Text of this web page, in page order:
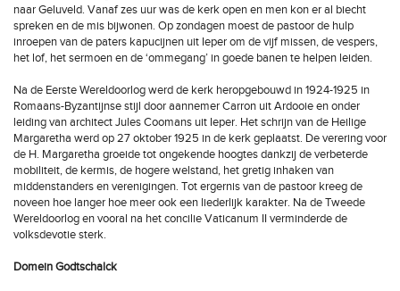
naar Geluveld. Vanaf zes uur was de kerk open en men kon er al biecht
spreken en de mis bijwonen. Op zondagen moest de pastoor de hulp
inroepen van de paters kapucijnen uit Ieper om de vijf missen, de vespers,
het lof, het sermoen en de ‘ommegang’ in goede banen te helpen leiden.
Na de Eerste Wereldoorlog werd de kerk heropgebouwd in 1924-1925 in
Romaans-Byzantijnse stijl door aannemer Carron uit Ardooie en onder
leiding van architect Jules Coomans uit Ieper. Het schrijn van de Heilige
Margaretha werd op 27 oktober 1925 in de kerk geplaatst. De verering voor
de H. Margaretha groeide tot ongekende hoogtes dankzij de verbeterde
mobiliteit, de kermis, de hogere welstand, het gretig inhaken van
middenstanders en verenigingen. Tot ergernis van de pastoor kreeg de
noveen hoe langer hoe meer ook een liederlijk karakter. Na de Tweede
Wereldoorlog en vooral na het concilie Vaticanum II verminderde de
volksdevotie sterk.
Domein Godtschalck